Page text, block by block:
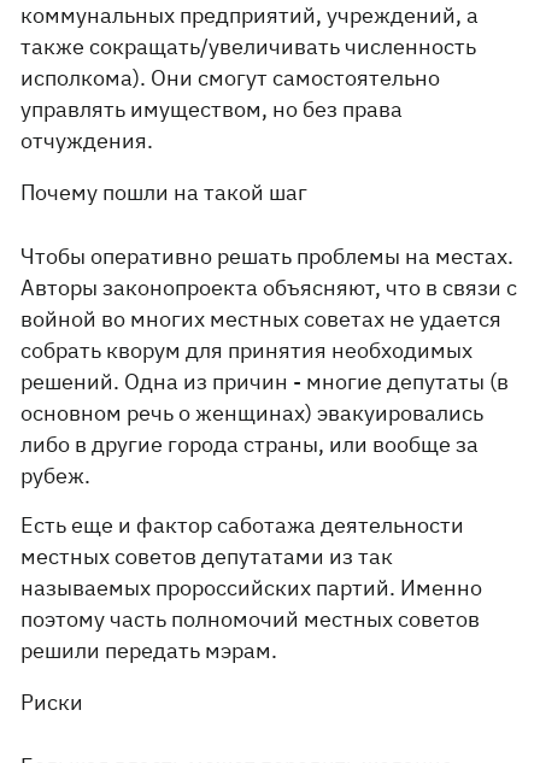
коммунальных предприятий, учреждений, а
также сокращать/увеличивать численность
исполкома). Они смогут самостоятельно
управлять имуществом, но без права
отчуждения.
Почему пошли на такой шаг
Чтобы оперативно решать проблемы на местах.
Авторы законопроекта объясняют, что в связи с
войной во многих местных советах не удается
собрать кворум для принятия необходимых
решений. Одна из причин - многие депутаты (в
основном речь о женщинах) эвакуировались
либо в другие города страны, или вообще за
рубеж.
Есть еще и фактор саботажа деятельности
местных советов депутатами из так
называемых пророссийских партий. Именно
поэтому часть полномочий местных советов
решили передать мэрам.
Риски